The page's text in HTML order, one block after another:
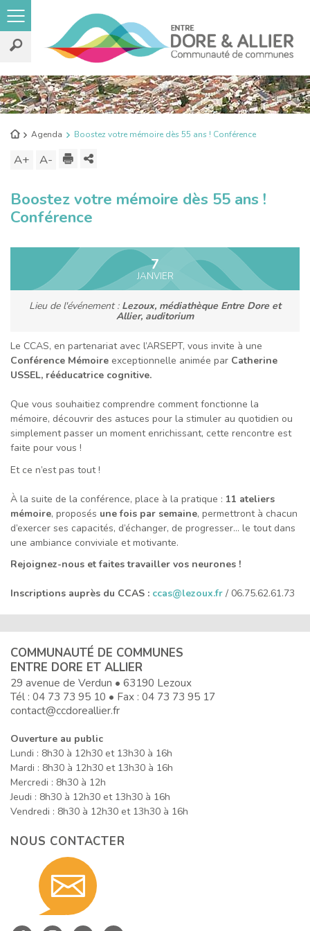
Rechercher
sur
le
site
Retour
l'accueil
Agenda Boostez votre mémoire dès 55 ans ! Conférence
A+ Augmenter
taille
du
A- Diminuer
taille
du
Imprimer
contenu
Boostez votre mémoire dès 55 ans !
Conférence
7
JANVIER
Lieu de l'événement : Lezoux, médiathèque Entre Dore et
Allier, auditorium
Le CCAS, en partenariat avec l’ARSEPT, vous invite à une
Conférence Mémoire exceptionnelle animée par Catherine
USSEL, rééducatrice cognitive.
Que vous souhaitiez comprendre comment fonctionne la
mémoire, découvrir des astuces pour la stimuler au quotidien ou
simplement passer un moment enrichissant, cette rencontre est
faite pour vous !
Et ce n’est pas tout !
À la suite de la conférence, place à la pratique : 11 ateliers
mémoire, proposés une fois par semaine, permettront à chacun
d’exercer ses capacités, d’échanger, de progresser… le tout dans
une ambiance conviviale et motivante.
Rejoignez-nous et faites travailler vos neurones !
Inscriptions auprès du CCAS : ccas@lezoux.fr / 06.75.62.61.73
COMMUNAUTÉ DE COMMUNES
ENTRE DORE ET ALLIER
29 avenue de Verdun • 63190 Lezoux
Tél : 04 73 73 95 10 • Fax : 04 73 73 95 17
contact@ccdoreallier.fr
Ouverture au public
Lundi : 8h30 à 12h30 et 13h30 à 16h
Mardi : 8h30 à 12h30 et 13h30 à 16h
Mercredi : 8h30 à 12h
Jeudi : 8h30 à 12h30 et 13h30 à 16h
Vendredi : 8h30 à 12h30 et 13h30 à 16h
NOUS CONTACTER